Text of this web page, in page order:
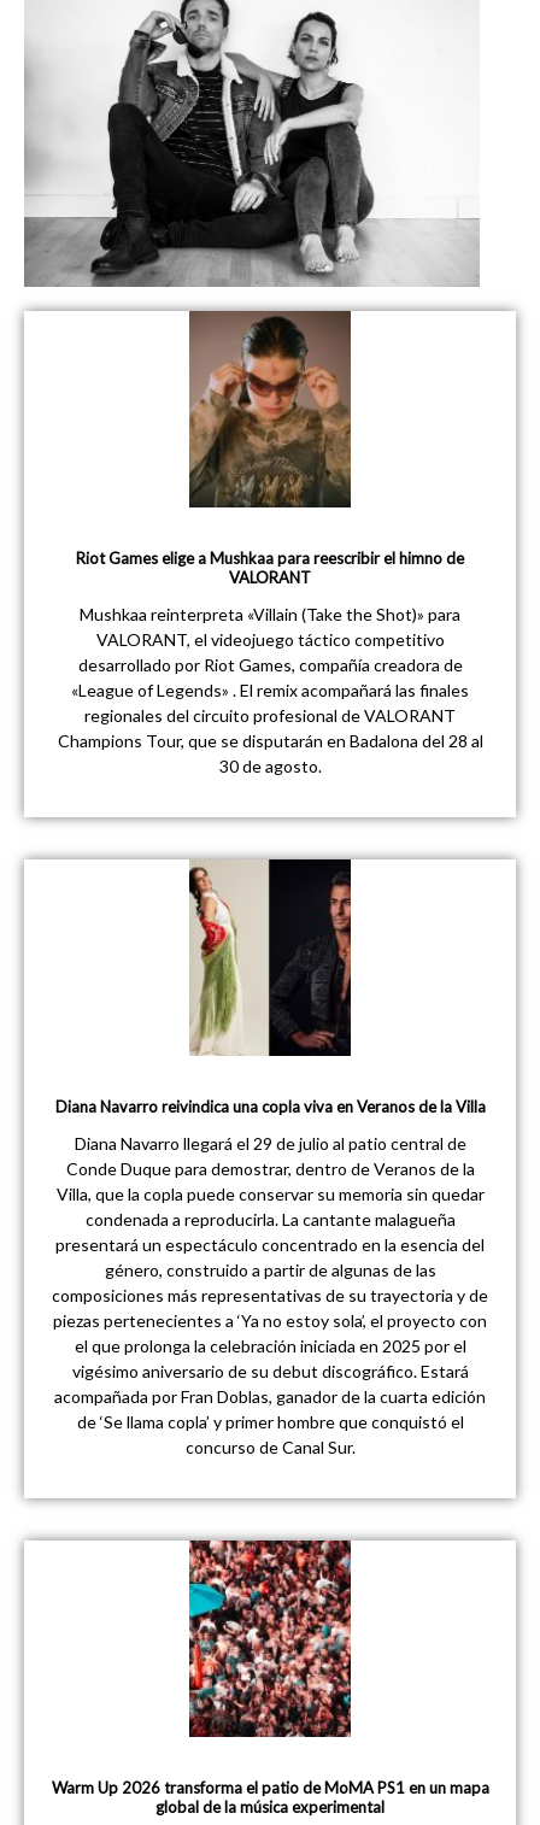
Riot Games elige a Mushkaa para reescribir el himno de
VALORANT
Mushkaa reinterpreta «Villain (Take the Shot)» para
VALORANT, el videojuego táctico competitivo
desarrollado por Riot Games, compañía creadora de
«League of Legends» . El remix acompañará las finales
regionales del circuito profesional de VALORANT
Champions Tour, que se disputarán en Badalona del 28 al
30 de agosto.
Diana Navarro reivindica una copla viva en Veranos de la Villa
Diana Navarro llegará el 29 de julio al patio central de
Conde Duque para demostrar, dentro de Veranos de la
Villa, que la copla puede conservar su memoria sin quedar
condenada a reproducirla. La cantante malagueña
presentará un espectáculo concentrado en la esencia del
género, construido a partir de algunas de las
composiciones más representativas de su trayectoria y de
piezas pertenecientes a ‘Ya no estoy sola’, el proyecto con
el que prolonga la celebración iniciada en 2025 por el
vigésimo aniversario de su debut discográfico. Estará
acompañada por Fran Doblas, ganador de la cuarta edición
de ‘Se llama copla’ y primer hombre que conquistó el
concurso de Canal Sur.
Warm Up 2026 transforma el patio de MoMA PS1 en un mapa
global de la música experimental